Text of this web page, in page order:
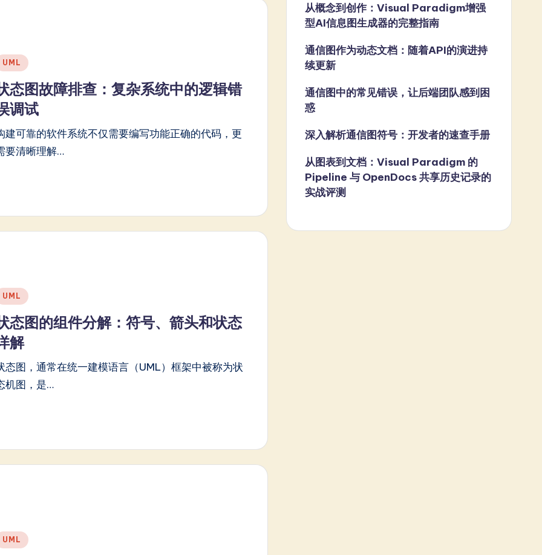
UML
态图故障排查：复杂系统中的逻辑错
调试
建可靠的软件系统不仅需要编写功能正确的代码，更
要清晰理解…
UML
态图的组件分解：符号、箭头和状态
解
态图，通常在统一建模语言（UML）框架中被称为状
机图，是…
UML
从概念到创作：Visual Paradigm增强
型AI信息图生成器的完整指南
通信图作为动态文档：随着API的演进持
续更新
通信图中的常见错误，让后端团队感到困
惑
深入解析通信图符号：开发者的速查手册
从图表到文档：Visual Paradigm 的
Pipeline 与 OpenDocs 共享历史记录的
实战评测